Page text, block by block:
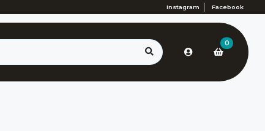
Instagram Facebook
0